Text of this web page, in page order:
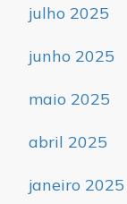
julho 2025
junho 2025
maio 2025
abril 2025
janeiro 2025